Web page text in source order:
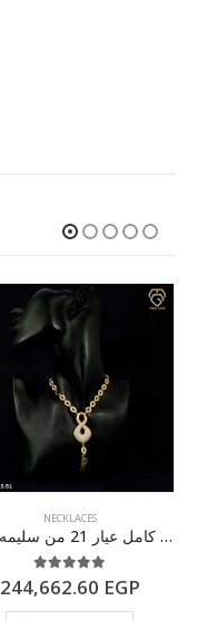
NECKLACES
طقم ذهب كامل عيار 21 من سليمه جولد
5.00out of 5
244,662.60 EGP